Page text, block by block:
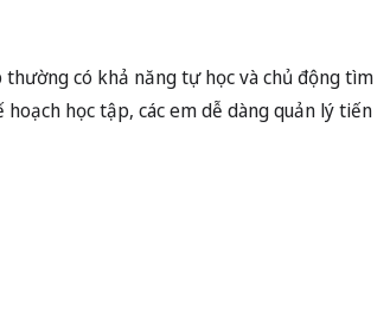
có khả năng tự học và chủ động tìm
học tập, các em dễ dàng quản lý tiến